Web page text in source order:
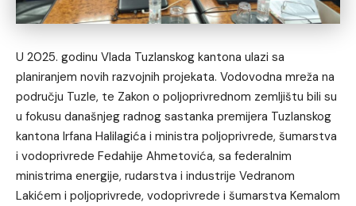
U 2025. godinu Vlada Tuzlanskog kantona ulazi sa
planiranjem novih razvojnih projekata. Vodovodna mreža na
području Tuzle, te Zakon o poljoprivrednom zemljištu bili su
u fokusu današnjeg radnog sastanka premijera Tuzlanskog
kantona Irfana Halilagića i ministra poljoprivrede, šumarstva
i vodoprivrede Fedahije Ahmetovića, sa federalnim
ministrima energije, rudarstva i industrije Vedranom
Lakićem i poljoprivrede, vodoprivrede i šumarstva Kemalom